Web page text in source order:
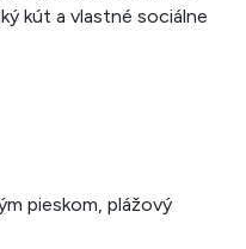
kút a vlastné sociálne
pieskom, plážový